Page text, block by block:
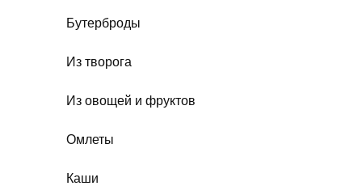
Бутерброды
Из творога
Из овощей и фруктов
Омлеты
Каши